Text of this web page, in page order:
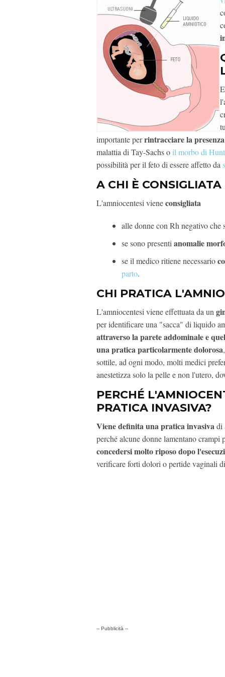
importante perrintracciare la
malattia di Tay-Sachs o il morbo di
possibilità per il feto di essere affetto da
A CHI È
L'amniocentesi vieneconsigliata
alle donne con Rh negativo che
se sono presenti anomalie
se il medico ritiene necessario
parto.
CHI PRATICA
L'amniocentesi viene effettuata da un
per identificare una "sacca" di liquido
attraverso la parete addominale e
una pratica particolarmente dolorosa
sottile, ad ogni modo, molti medici
anestetizza solo la pelle e non l'utero,
PERCHÉ
PRATICA INVASIVA?
Viene definita una pratica invasivadi
perché alcune donne lamentano
concedersi molto riposo dopo
verificare forti dolori o pertide vaginali
-- Pubblicità --